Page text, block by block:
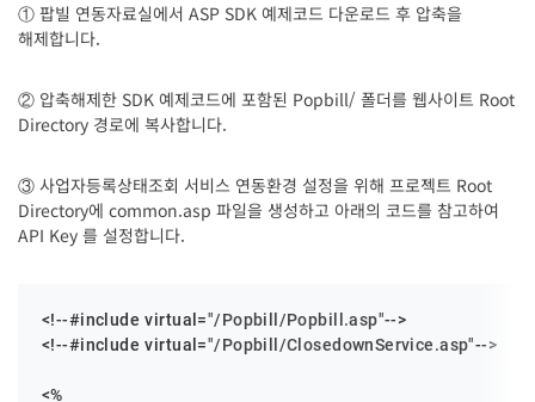
① 팝빌 연동자료실에서 ASP SDK 예제코드 다운로드 후 압축을
해제합니다.
② 압축해제한 SDK 예제코드에 포함된 Popbill/ 폴더를 웹사이트 Root
Directory 경로에 복사합니다.
③ 사업자등록상태조회 서비스 연동환경 설정을 위해 프로젝트 Root
Directory에 common.asp 파일을 생성하고 아래의 코드를 참고하여
API Key 를 설정합니다.
<!--#include virtual="/Popbill/Popbill.asp"-->
<!--#include virtual="/Popbill/ClosedownService.asp"-->
<%